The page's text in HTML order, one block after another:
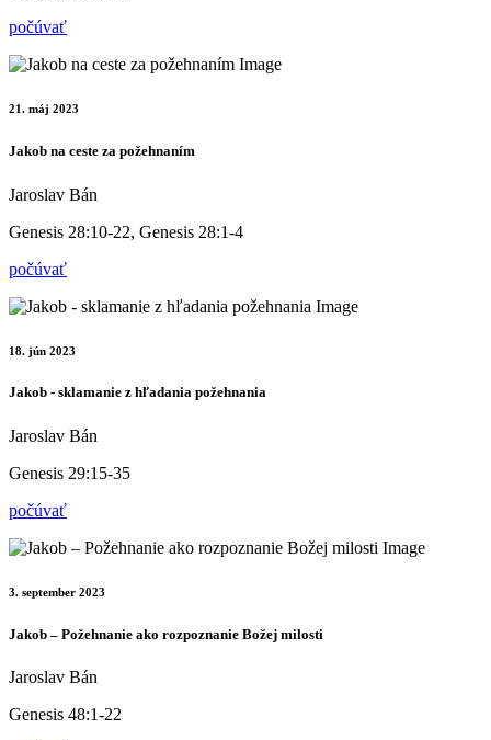
počúvať
21. máj 2023
Jakob na ceste za požehnaním
Jaroslav Bán
Genesis 28:10-22, Genesis 28:1-4
počúvať
18. jún 2023
Jakob - sklamanie z hľadania požehnania
Jaroslav Bán
Genesis 29:15-35
počúvať
3. september 2023
Jakob – Požehnanie ako rozpoznanie Božej milosti
Jaroslav Bán
Genesis 48:1-22